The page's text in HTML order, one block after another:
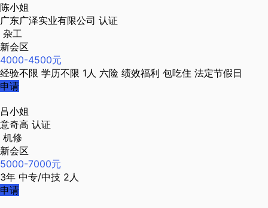
陈小姐
广东广泽实业有限公司 认证
杂工
新会区
4000-4500元
经验不限 学历不限 1人 六险 绩效福利 包吃住 法定节假日
申请
吕小姐
意奇高 认证
机修
新会区
5000-7000元
3年 中专/中技 2人
申请